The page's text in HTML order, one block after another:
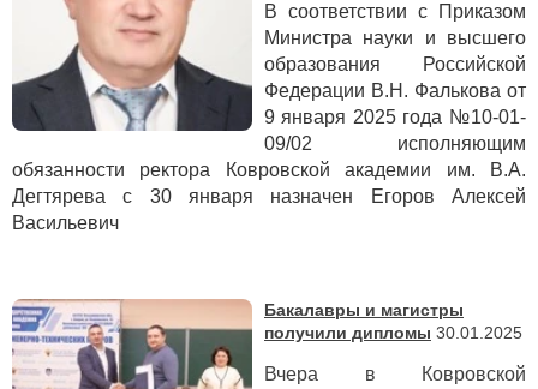
В соответствии с Приказом
Министра науки и высшего
образования Российской
Федерации В.Н. Фалькова от
9 января 2025 года №10-01-
09/02 исполняющим
обязанности ректора Ковровской академии им. В.А.
Дегтярева с 30 января назначен Егоров Алексей
Васильевич
Бакалавры и магистры
получили дипломы 30.01.2025
Вчера в Ковровской